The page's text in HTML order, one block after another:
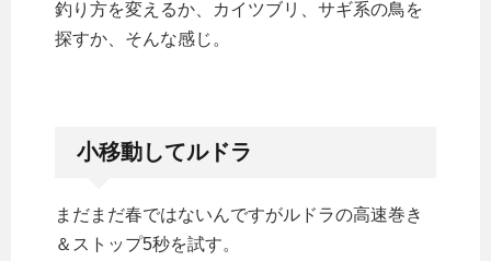
釣り方を変えるか、カイツブリ、サギ系の鳥を
探すか、そんな感じ。
小移動してルドラ
まだまだ春ではないんですがルドラの高速巻き
＆ストップ5秒を試す。